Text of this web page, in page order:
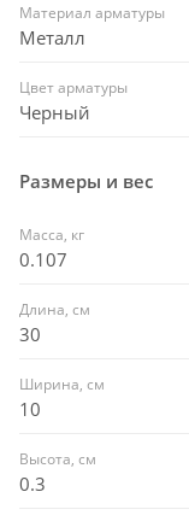
Материал арматуры
Металл
Цвет арматуры
Черный
Размеры и вес
Масса, кг
0.107
Длина, см
30
Ширина, см
10
Высота, см
0.3